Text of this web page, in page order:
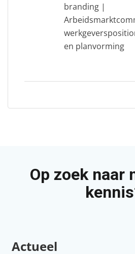
branding |
en planvorming
Op zoek naar
Actueel